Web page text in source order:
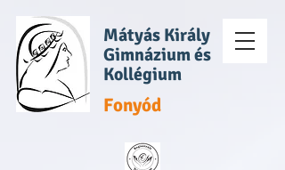
Mátyás Király
Gimnázium és
Kollégium
Fonyód